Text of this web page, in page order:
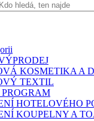
KOSMETIKA A
TEXTIL
HOTELOVÉHO
KOUPELNY A